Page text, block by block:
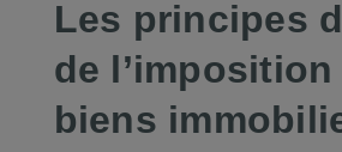
Les principes
de l’imposition
biens